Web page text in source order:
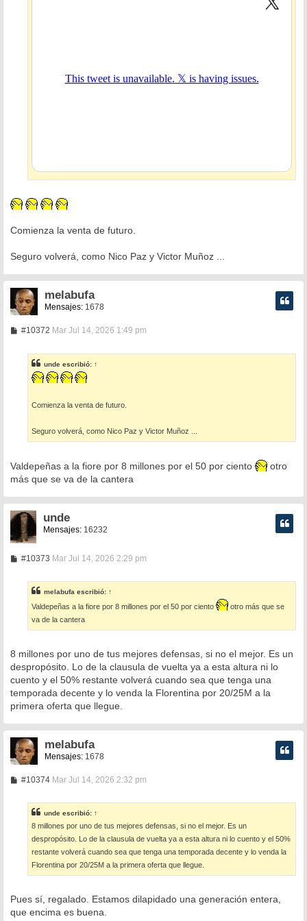
Comienza la venta de futuro.
Seguro volverá, como Nico Paz y Victor Muñoz ...
melabufa
Mensajes: 1678
#10372M
a
j
Mar Jul 14, 2026 1:49 pm
unde escribió: ↑
Comienza la venta de futuro.
Seguro volverá, como Nico Paz y Victor Muñoz ...
Valdepeñas a la fiore por 8 millones por el 50 por ciento
otro
más que se va de la cantera
unde
Mensajes:16232
#10373M
a
j
e
Mar Jul 14, 2026 2:29 pm
melabufa escribió: ↑
Valdepeñas a la fiore por 8 millones por el 50 por ciento
otro más que se
va de la cantera
8 millones por uno de tus mejores defensas, si no el mejor. Es un
despropósito. Lo de la clausula de vuelta ya a esta altura ni lo
cuento y el 50% restante volverá cuando sea que tenga una
temporada decente y lo venda la Florentina por 20/25M a la
primera oferta que llegue.
melabufa
Mensajes: 1678
#10374M
a
j
e
Mar Jul 14, 2026 2:32 pm
unde escribió: ↑
8 millones por uno de tus mejores defensas, si no el mejor. Es un
despropósito. Lo de la clausula de vuelta ya a esta altura ni lo cuento y el 50%
restante volverá cuando sea que tenga una temporada decente y lo venda la
Florentina por 20/25M a la primera oferta que llegue.
Pues sí, regalado. Estamos dilapidado una generación entera,
que encima es buena.